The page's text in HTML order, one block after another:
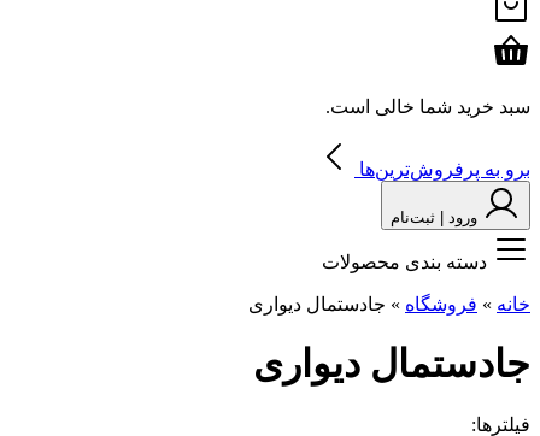
سبد خرید شما خالی است.
برو به پرفروش‌ترین‌ها
ورود | ثبت‌نام
دسته بندی محصولات
خانه » فروشگاه » جادستمال دیواری
جادستمال دیواری
فیلترها: